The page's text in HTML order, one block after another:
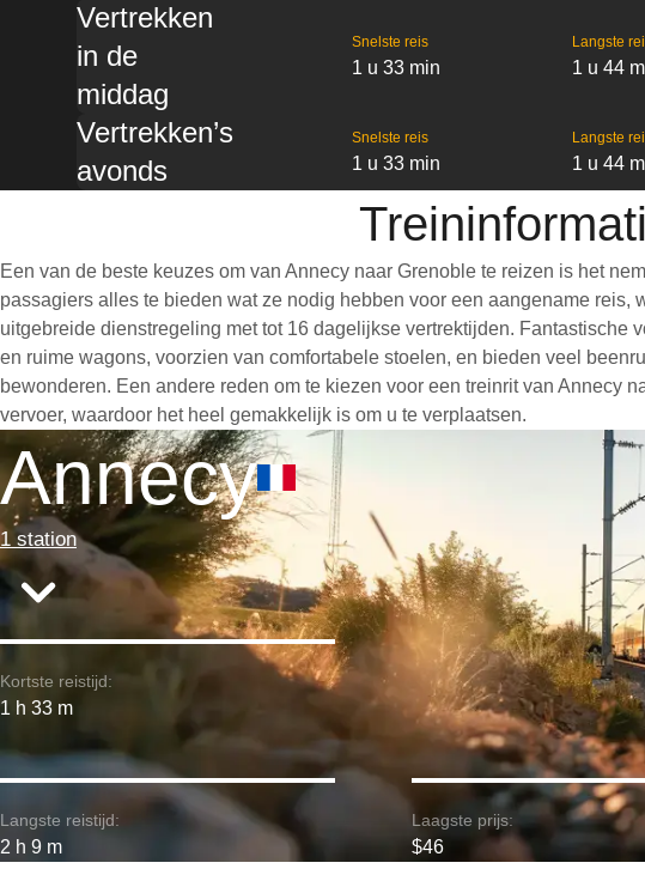
Vertrekken
in de
middag
Snelste reis
1 u 33 min
Langste
1 u 44
Vertrekken’s
avonds
Snelste reis
1 u 33 min
Langste
1 u 44
Een van de beste keuzes om van Annecy naar Grenoble te reizen is het
passagiers alles te bieden wat ze nodig hebben voor een aangename
uitgebreide dienstregeling met tot 16 dagelijkse vertrektijden.
en ruime wagons, voorzien van comfortabele stoelen, en bieden veel
bewonderen. Een andere reden om te kiezen voor een treinrit van Annecy
vervoer, waardoor het heel gemakkelijk is om u te verplaatsen.
Annecy
1 station
Kortste reistijd:
1 h 33 m
Langste reistijd:
2 h 9 m
Laagste prijs:
$46